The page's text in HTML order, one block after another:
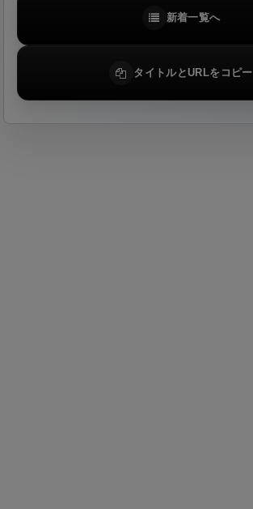
新着一覧へ
タイトルとURLをコピー